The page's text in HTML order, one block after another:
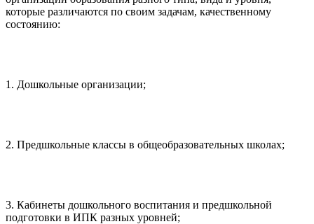
которые различаются по своим задачам, качественному
состоянию:
1. Дошкольные организации;
2. Предшкольные классы в общеобразовательных школах;
3. Кабинеты дошкольного воспитания и предшкольной
подготовки в ИПК разных уровней;